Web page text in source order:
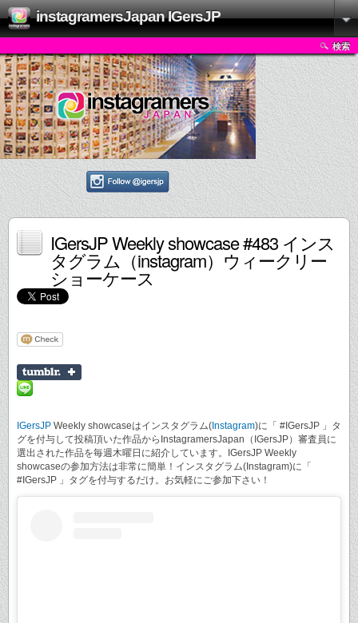
instagramersJapan IGersJP
検索
IGersJP Weekly showcase #483 インス
タグラム（instagram）ウィークリー
ショーケース
IGersJP Weekly showcaseはインスタグラム( Instagram)に「 #IGersJP 」タ
グを付与して投稿頂いた作品からInstagramersJapan（IGersJP）審査員に
選出された作品を毎週木曜日に紹介しています。IGersJP Weekly
showcaseの参加方法は非常に簡単！インスタグラム(Instagram)に「
#IGersJP 」タグを付与するだけ。お気軽にご参加下さい！